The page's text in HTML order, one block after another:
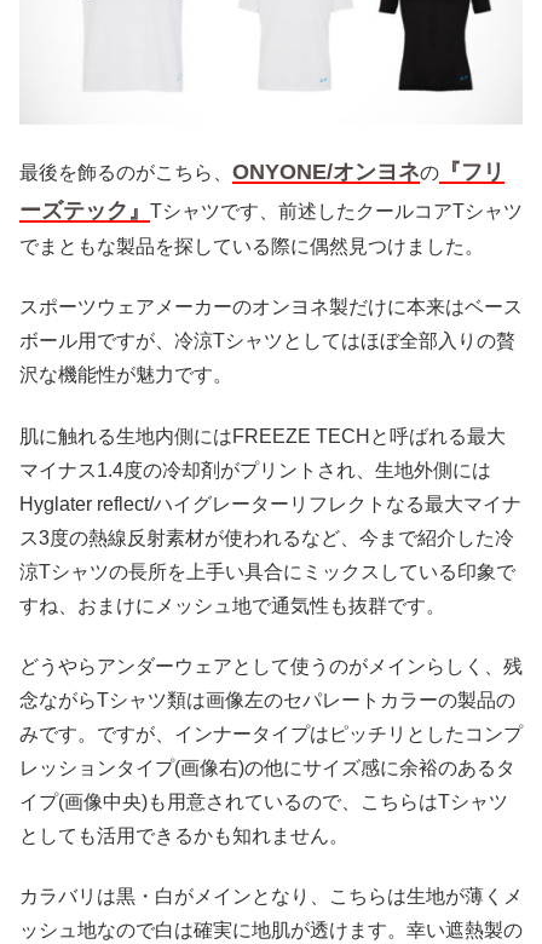
最後を飾るのがこちら、 ONYONE/オンヨネの 『フリ
ーズテック』 Tシャツです、前述したクールコアTシャツ
でまともな製品を探している際に偶然見つけました。
スポーツウェアメーカーのオンヨネ製だけに本来はベース
ボール用ですが、冷涼Tシャツとしてはほぼ全部入りの贅
沢な機能性が魅力です。
肌に触れる生地内側にはFREEZE TECHと呼ばれる最大
マイナス1.4度の冷却剤がプリントされ、生地外側には
Hyglater reflect/ハイグレーターリフレクトなる最大マイナ
ス3度の熱線反射素材が使われるなど、今まで紹介した冷
涼Tシャツの長所を上手い具合にミックスしている印象で
すね、おまけにメッシュ地で通気性も抜群です。
どうやらアンダーウェアとして使うのがメインらしく、残
念ながらTシャツ類は画像左のセパレートカラーの製品の
みです。ですが、インナータイプはピッチリとしたコンプ
レッションタイプ(画像右)の他にサイズ感に余裕のあるタ
イプ(画像中央)も用意されているので、こちらはTシャツ
としても活用できるかも知れません。
カラバリは黒・白がメインとなり、こちらは生地が薄くメ
ッシュ地なので白は確実に地肌が透けます。幸い遮熱製の